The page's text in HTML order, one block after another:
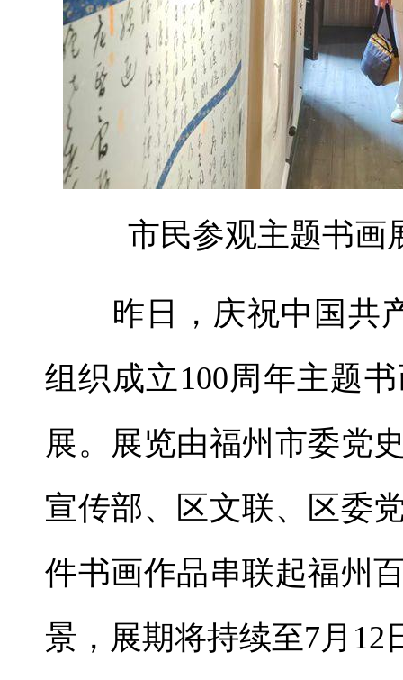
市民参观主题书画
昨日，庆祝中国共产
组织成立100周年主题
展。展览由福州市委党
宣传部、区文联、区委
件书画作品串联起福州
景，展期将持续至7月12